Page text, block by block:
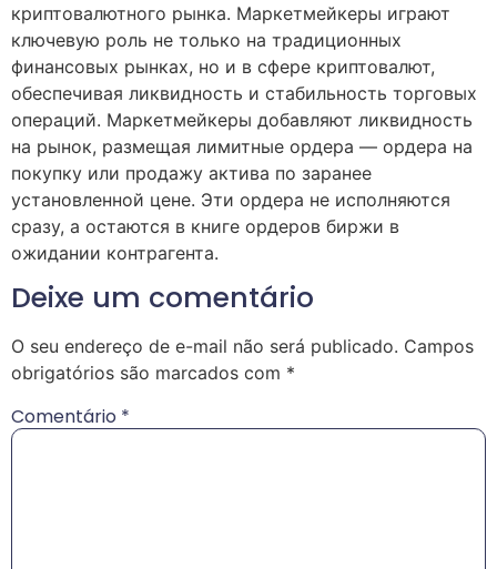
криптовалютного рынка. Маркетмейкеры играют
ключевую роль не только на традиционных
финансовых рынках, но и в сфере криптовалют,
обеспечивая ликвидность и стабильность торговых
операций. Маркетмейкеры добавляют ликвидность
на рынок, размещая лимитные ордера — ордера на
покупку или продажу актива по заранее
установленной цене. Эти ордера не исполняются
сразу, а остаются в книге ордеров биржи в
ожидании контрагента.
Deixe um comentário
O seu endereço de e-mail não será publicado. Campos
obrigatórios são marcados com *
Comentário *